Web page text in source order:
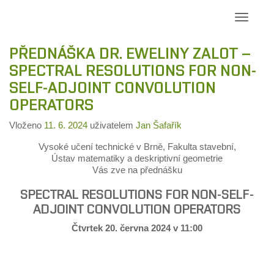
PŘEDNÁŠKA DR. EWELINY ZALOT –
SPECTRAL RESOLUTIONS FOR NON-
SELF-ADJOINT CONVOLUTION
OPERATORS
Vloženo 11. 6. 2024 uživatelem Jan Šafařík
Vysoké učení technické v Brně, Fakulta stavební,
Ústav matematiky a deskriptivní geometrie
Vás zve na přednášku
SPECTRAL RESOLUTIONS FOR NON-SELF-
ADJOINT CONVOLUTION OPERATORS
Čtvrtek 20. června 2024 v 11:00